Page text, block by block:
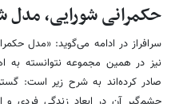
حکمرانی شورایی،
سرافراز در ادامه می‌گوید: «مدل
صادر کرده‌اند به شرح زیر است: